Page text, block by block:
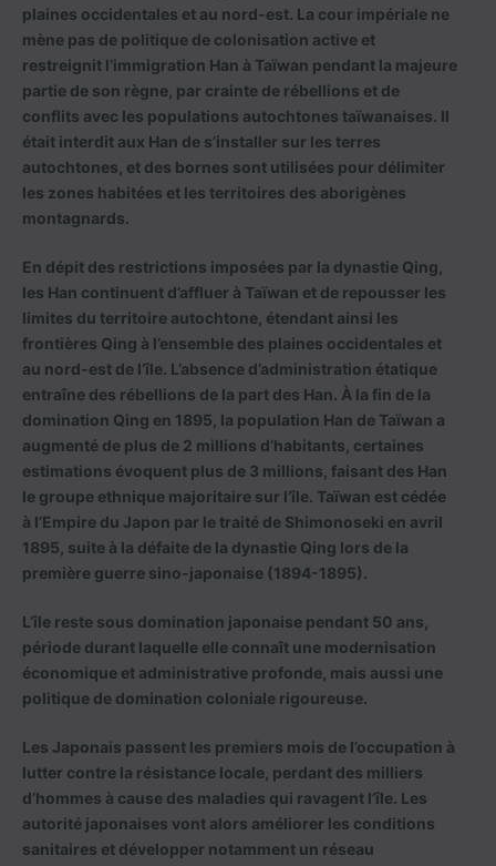
plaines occidentales et au nord-est. La cour impériale ne
mène pas de politique de colonisation active et
restreignit l’immigration Han à Taïwan pendant la majeure
partie de son règne, par crainte de rébellions et de
conflits avec les populations autochtones taïwanaises. Il
était interdit aux Han de s’installer sur les terres
autochtones, et des bornes sont utilisées pour délimiter
les zones habitées et les territoires des aborigènes
montagnards.
En dépit des restrictions imposées par la dynastie Qing,
les Han continuent d’affluer à Taïwan et de repousser les
limites du territoire autochtone, étendant ainsi les
frontières Qing à l’ensemble des plaines occidentales et
au nord-est de l’île. L’absence d’administration étatique
entraîne des rébellions de la part des Han. À la fin de la
domination Qing en 1895, la population Han de Taïwan a
augmenté de plus de 2 millions d’habitants, certaines
estimations évoquent plus de 3 millions, faisant des Han
le groupe ethnique majoritaire sur l’île. Taïwan est cédée
à l’Empire du Japon par le traité de Shimonoseki en avril
1895, suite à la défaite de la dynastie Qing lors de la
première guerre sino-japonaise (1894-1895).
L’île reste sous domination japonaise pendant 50 ans,
période durant laquelle elle connaît une modernisation
économique et administrative profonde, mais aussi une
politique de domination coloniale rigoureuse.
Les Japonais passent les premiers mois de l’occupation à
lutter contre la résistance locale, perdant des milliers
d’hommes à cause des maladies qui ravagent l’île. Les
autorité japonaises vont alors améliorer les conditions
sanitaires et développer notamment un réseau